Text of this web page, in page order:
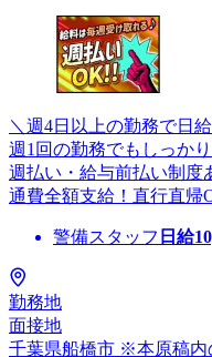
＼週4日以上の勤務で日
週1回の勤務でもしっか
週払い・給与前払い制
通費全額支給！直行直帰
警備スタッフ 日給
勤務地
面接地
千葉県船橋市 ※本原稿内